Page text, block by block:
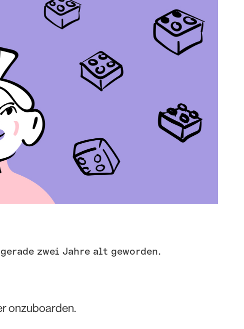
zwei Jahre alt geworden.
onzuboarden.